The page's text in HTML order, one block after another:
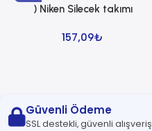
) Niken Silecek takımı
157,09₺
Güvenli Ödeme
SSL destekli, güvenli alışveriş